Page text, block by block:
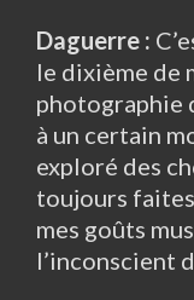
Daguerre :
le dixième de
photographie
à un certain
exploré des
toujours
mes goûts
l’inconscient